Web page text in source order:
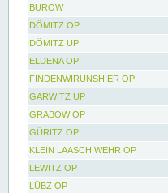
BUROW
DÖMITZ OP
DÖMITZ UP
ELDENA OP
FINDENWIRUNSHIER OP
GARWITZ UP
GRABOW OP
GÜRITZ OP
KLEIN LAASCH WEHR OP
LEWITZ OP
LÜBZ OP